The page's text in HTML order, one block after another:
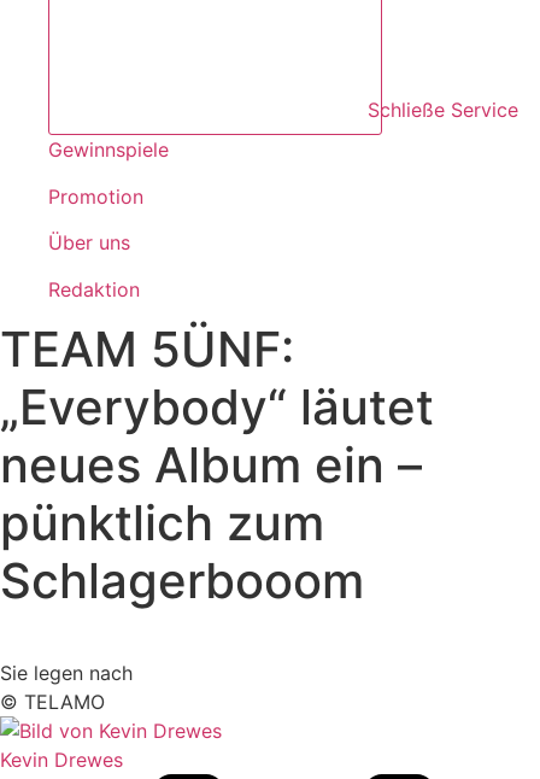
Schließe Service
Gewinnspiele
Promotion
Über uns
Redaktion
TEAM 5ÜNF:
„Everybody“ läutet
neues Album ein –
pünktlich zum
Schlagerbooom
Sie legen nach
© TELAMO
Kevin Drewes